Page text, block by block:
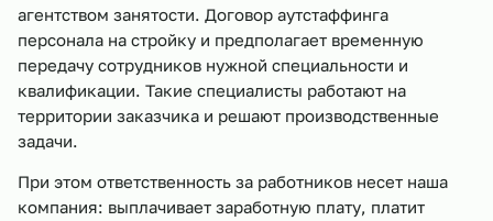
агентством занятости. Договор аутстаффинга
персонала на стройку и предполагает временную
передачу сотрудников нужной специальности и
квалификации. Такие специалисты работают на
территории заказчика и решают производственные
задачи.
При этом ответственность за работников несет наша
компания: выплачивает заработную плату, платит